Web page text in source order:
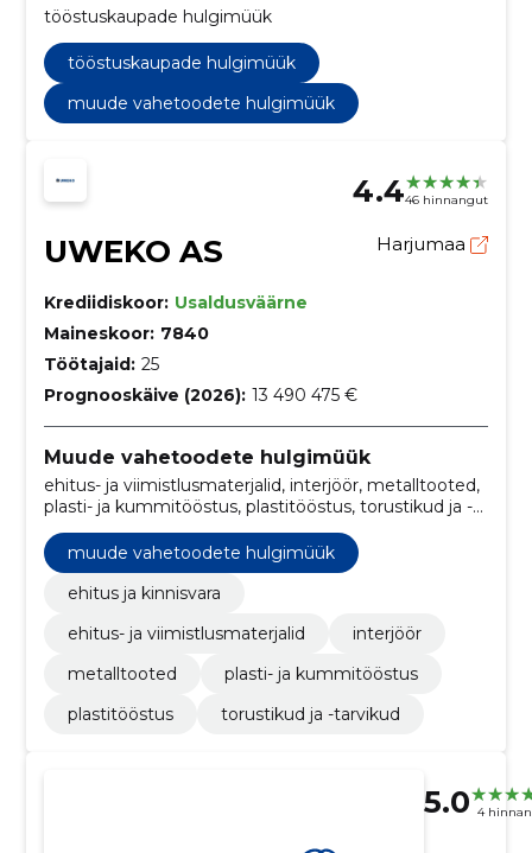
tööstuskaupade hulgimüük
tööstuskaupade hulgimüük
muude vahetoodete hulgimüük
4.446 hinnangut
UWEKO AS Harjumaa
Krediidiskoor: Usaldusväärne
Maineskoor: 7840
Töötajaid: 25
Prognooskäive (2026): 13 490 475 €
Muude vahetoodete hulgimüük
ehitus- ja viimistlusmaterjalid, interjöör, metalltooted,
plasti- ja kummitööstus, plastitööstus, torustikud ja -
tarvikud, ehitus ja kinnisvara
muude vahetoodete hulgimüük
ehitus ja kinnisvara
ehitus- ja viimistlusmaterjalid
interjöör
metalltooted
plasti- ja kummitööstus
plastitööstus
torustikud ja -tarvikud
5.0 4